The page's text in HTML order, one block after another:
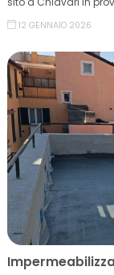
12 GENNAIO 2026